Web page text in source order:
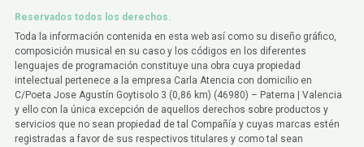
Reservados todos los derechos.
Toda la información contenida en esta web así como su diseño gráfico,
composición musical en su caso y los códigos en los diferentes
lenguajes de programación constituye una obra cuya propiedad
intelectual pertenece a la empresa Carla Atencia con domicilio en
C/Poeta Jose Agustín Goytisolo 3 (0,86 km) (46980) – Paterna | Valencia
y ello con la única excepción de aquellos derechos sobre productos y
servicios que no sean propiedad de tal Compañía y cuyas marcas estén
registradas a favor de sus respectivos titulares y como tal sean